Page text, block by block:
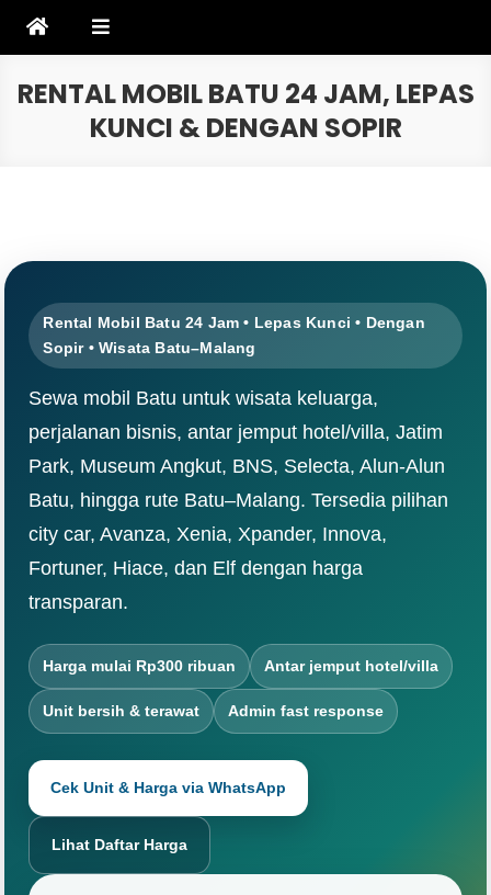
RENTAL MOBIL BATU 24 JAM, LEPAS
KUNCI & DENGAN SOPIR
Rental Mobil Batu 24 Jam • Lepas Kunci • Dengan
Sopir • Wisata Batu–Malang
Sewa mobil Batu untuk wisata keluarga,
perjalanan bisnis, antar jemput hotel/villa, Jatim
Park, Museum Angkut, BNS, Selecta, Alun-Alun
Batu, hingga rute Batu–Malang. Tersedia pilihan
city car, Avanza, Xenia, Xpander, Innova,
Fortuner, Hiace, dan Elf dengan harga
transparan.
Harga mulai Rp300 ribuan Antar jemput hotel/villa
Unit bersih & terawat Admin fast response
Cek Unit & Harga via WhatsApp
Lihat Daftar Harga